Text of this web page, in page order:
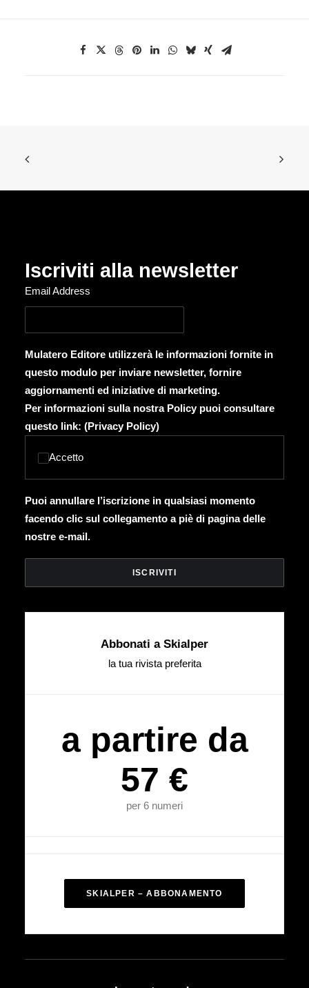
Iscriviti alla newsletter
Email Address
Mulatero Editore utilizzerà le informazioni fornite in
questo modulo per inviare newsletter, fornire
aggiornamenti ed iniziative di marketing.
Per informazioni sulla nostra Policy puoi consultare
questo link: (Privacy Policy)
Accetto
Puoi annullare l’iscrizione in qualsiasi momento
facendo clic sul collegamento a piè di pagina delle
nostre e-mail.
Abbonati a Skialper
la tua rivista preferita
a partire da
57 €
per 6 numeri
SKIALPER – ABBONAMENTO